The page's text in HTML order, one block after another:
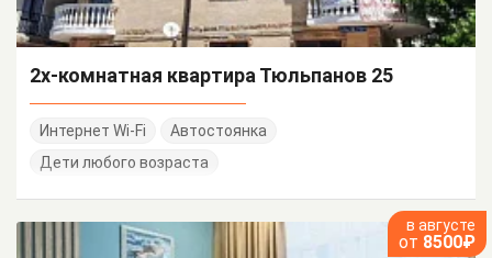
2х-комнатная квартира Тюльпанов 25
Интернет Wi-Fi
Автостоянка
Дети любого возраста
в августе
от 8500₽